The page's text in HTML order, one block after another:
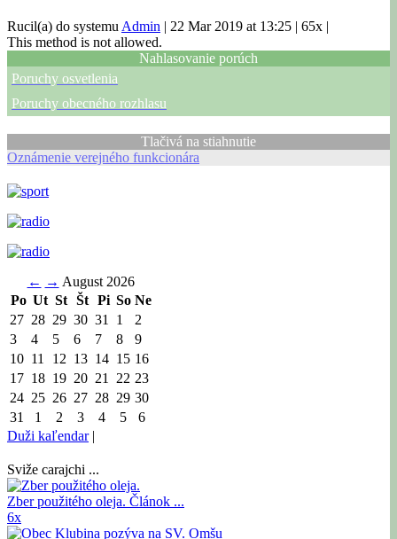
Rucil(a) do systemu Admin | 22 Mar 2019 at 13:25 | 65x |
This method is not allowed.
Nahlasovanie porúch
Poruchy osvetlenia
Poruchy obecného rozhlasu
Tlačivá na stiahnutie
Oznámenie verejného funkcionára
← → August 2026
Po Ut St Št Pi So Ne
27 28 29 30 31 1
2
3
4 5 6 7 8
9
10 11 12 13 14 15 16
17 18 19 20 21 22 23
24 25 26 27 28 29 30
31
1 2 3 4 5
6
Duži kaľendar|
Sviže carajchi ...
Zber použitého oleja. Článok ...
6x